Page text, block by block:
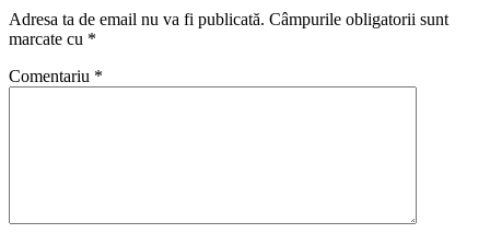
Adresa ta de email nu va fi publicată. Câmpurile obligatorii sunt
marcate cu *
Comentariu *